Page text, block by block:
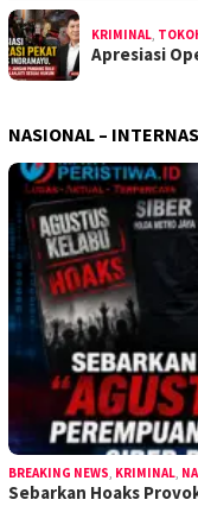
KRIMINAL,
Apresiasi
NASIONAL –
BREAKING NEWS, KRIMINAL,
Sebarkan Hoaks